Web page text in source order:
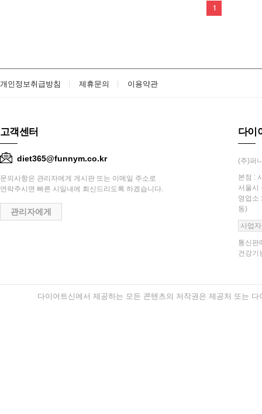
1
개인정보취급방침 제휴문의 이용약관
고객센터
diet365@funnym.co.kr
문의사항은 관리자에게 게시판 또는 이메일 주소로
연락주시면 빠른 시일내에 회신드리도록 하겠습니다.
관리자에게
다이
(주)퍼
본점 :
서울시
영업소
동)
사업
통신판
건강기
다이어트신에서 제공하는 모든 콘텐츠의 저작권은 제공처 또는